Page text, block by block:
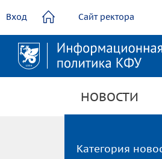
содержанию
Вход Сайт ректора
НОВОСТИ
Категория